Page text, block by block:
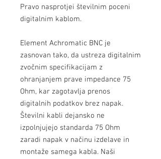
Pravo nasprotjei številnim poceni
digitalnim kablom.
Element Achromatic BNC je
zasnovan tako, da ustreza digitalnim
zvočnim specifikacijam z
ohranjanjem prave impedance 75
Ohm, kar zagotavlja prenos
digitalnih podatkov brez napak.
Številni kabli dejansko ne
izpolnjujejo standarda 75 Ohm
zaradi napak v načinu izdelave in
montaže samega kabla. Naši